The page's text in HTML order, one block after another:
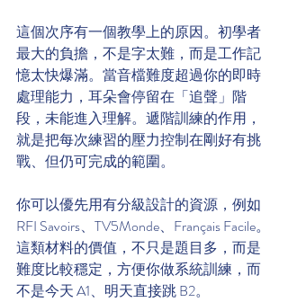
這個次序有一個教學上的原因。初學者
最大的負擔，不是字太難，而是工作記
憶太快爆滿。當音檔難度超過你的即時
處理能力，耳朵會停留在「追聲」階
段，未能進入理解。遞階訓練的作用，
就是把每次練習的壓力控制在剛好有挑
戰、但仍可完成的範圍。
你可以優先用有分級設計的資源，例如
RFI Savoirs、TV5Monde、Français Facile。
這類材料的價值，不只是題目多，而是
難度比較穩定，方便你做系統訓練，而
不是今天 A1、明天直接跳 B2。